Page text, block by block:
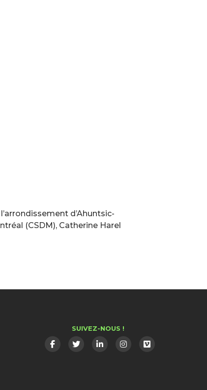
d’Ahuntsic-
(CSDM), Catherine Harel
SUIVEZ-NOUS !